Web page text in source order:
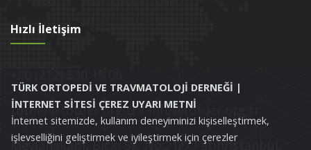
Hızlı İletişim
totder@totder.org.tr / info@totder.org.tr
Mevlanakapı, Bıçkı Sk. No:21/7 Fatih/İstanbul,
TÜRK ORTOPEDİ VE TRAVMATOLOJİ DERNEĞİ |
İNTERNET SİTESİ ÇEREZ UYARI METNİ
İnternet sitemizde, kullanım deneyiminizi kişiselleştirmek,
işlevselliğini geliştirmek ve iyileştirmek için çerezler